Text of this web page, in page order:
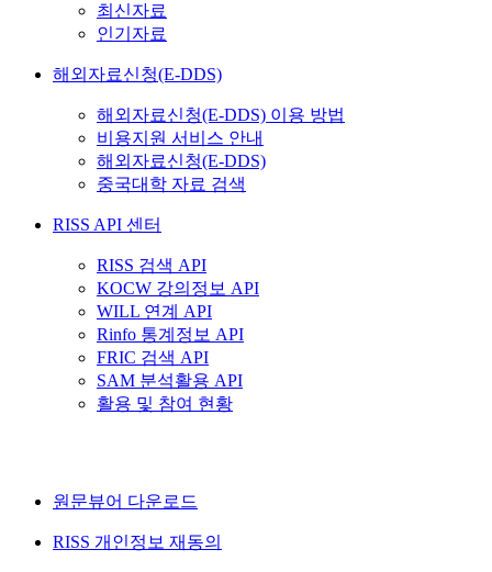
최신자료
인기자료
해외자료신청(E-DDS)
해외자료신청(E-DDS) 이용 방법
비용지원 서비스 안내
해외자료신청(E-DDS)
중국대학 자료 검색
RISS API 센터
RISS 검색 API
KOCW 강의정보 API
WILL 연계 API
Rinfo 통계정보 API
FRIC 검색 API
SAM 분석활용 API
활용 및 참여 현황
원문뷰어 다운로드
RISS 개인정보 재동의